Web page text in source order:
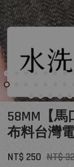
58MM【
布料台灣
NT$ 250 NT$